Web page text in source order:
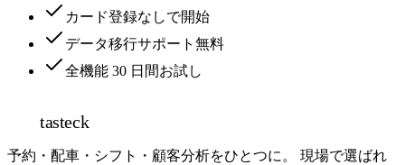
カード登録なしで開始
データ移行サポート無料
全機能 30 日間お試し
tasteck
予約・配車・シフト・顧客分析をひとつに。 現場で選ばれ